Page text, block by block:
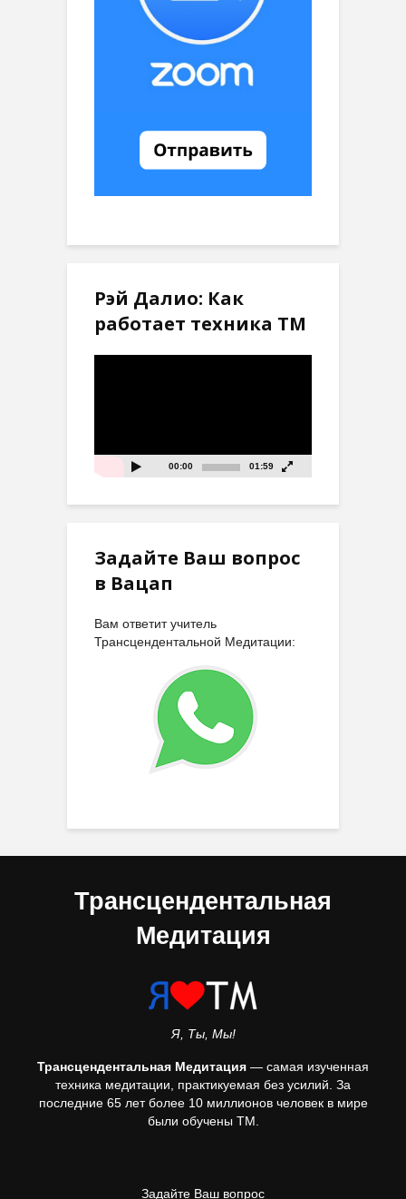
Рэй Далио: Как
работает техника ТМ
00:00 01:59
Задайте Ваш вопрос
в Вацап
Вам ответит учитель
Трансцендентальной Медитации:
Трансцендентальная
Медитация
Я, Ты, Мы!
Трансцендентальная Медитация — самая изученная
техника медитации, практикуемая без усилий. За
последние 65 лет более 10 миллионов человек в мире
были обучены ТМ.
Задайте Ваш вопрос